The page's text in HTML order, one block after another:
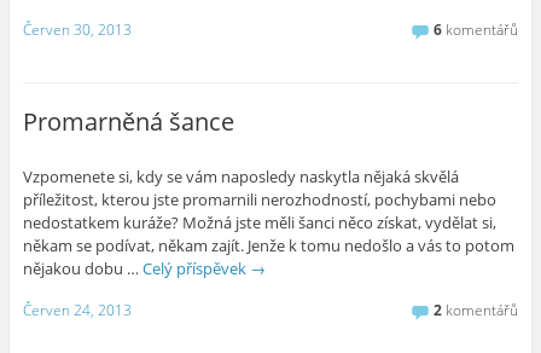
Červen 30, 2013 6 komentářů
Promarněná šance
Vzpomenete si, kdy se vám naposledy naskytla nějaká skvělá
příležitost, kterou jste promarnili nerozhodností, pochybami nebo
nedostatkem kuráže? Možná jste měli šanci něco získat, vydělat si,
někam se podívat, někam zajít. Jenže k tomu nedošlo a vás to potom
nějakou dobu … Celý příspěvek →
Červen 24, 2013 2 komentářů